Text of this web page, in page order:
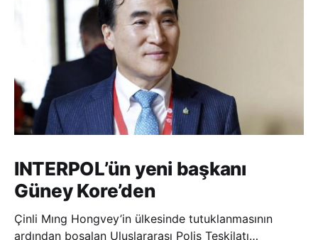
INTERPOL’ün yeni başkanı
Güney Kore’den
Çinli Mıng Hongvey’in ülkesinde tutuklanmasının
ardından boşalan Uluslararası Polis Teşkilatı